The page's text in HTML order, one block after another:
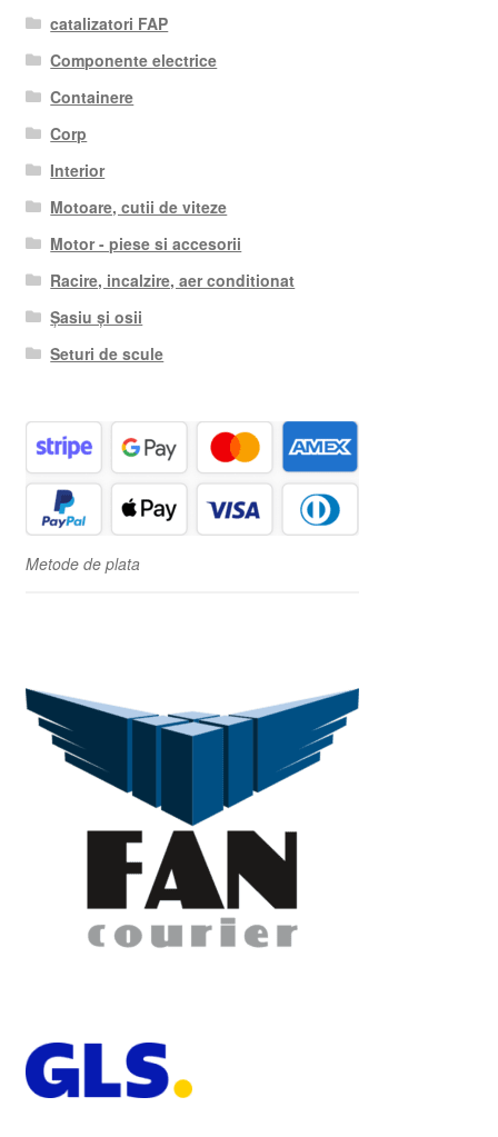
catalizatori FAP
Componente electrice
Containere
Corp
Interior
Motoare, cutii de viteze
Motor - piese si accesorii
Racire, incalzire, aer conditionat
Șasiu și osii
Seturi de scule
Metode de plata